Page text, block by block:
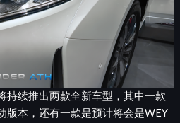
持续推出两款全新车型，其中一款
版本，还有一款是预计将会是WEY